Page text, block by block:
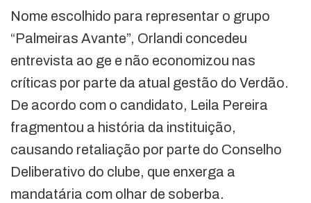
Nome escolhido para representar o grupo
“Palmeiras Avante”, Orlandi concedeu
entrevista ao ge e não economizou nas
críticas por parte da atual gestão do Verdão.
De acordo com o candidato, Leila Pereira
fragmentou a história da instituição,
causando retaliação por parte do Conselho
Deliberativo do clube, que enxerga a
mandatária com olhar de soberba.